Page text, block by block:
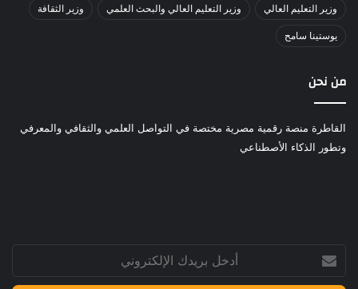
وزير التعليم العالي وزير التعليم العالي والبحث العلمي وزير الثقافة
يوستينا سامح
من نحن
القاطرة منصة رقمية مصرية مختصة في التواصل العلمي والثقافي والمعرفي
وتطور الذكاء الأصطناعي
بريدك
الإلكتروني